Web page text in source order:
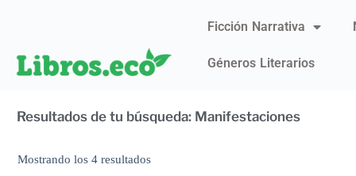
Ficción Narrativa
Géneros Literarios
Resultados de tu búsqueda: Manifestaciones
Mostrando los 4 resultados